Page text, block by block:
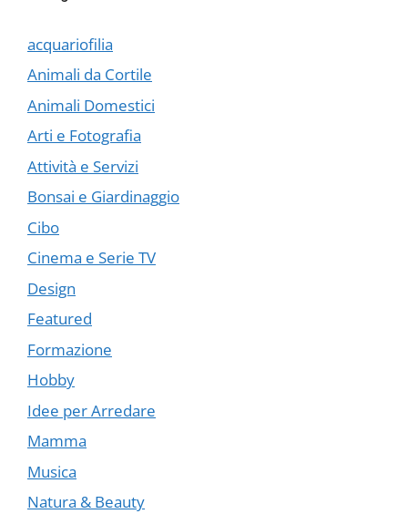
acquariofilia
Animali da Cortile
Animali Domestici
Arti e Fotografia
Attività e Servizi
Bonsai e Giardinaggio
Cibo
Cinema e Serie TV
Design
Featured
Formazione
Hobby
Idee per Arredare
Mamma
Musica
Natura & Beauty